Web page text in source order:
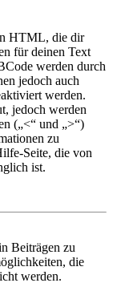
HTML, die dir
für deinen Text
werden durch
jedoch auch
werden.
jedoch werden
(„<“ und „>“)
zu
Seite, die von
ist.
Beiträgen zu
die
werden.